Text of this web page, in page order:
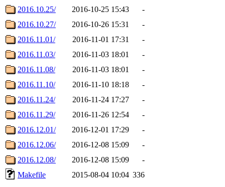
2016.10.25/
2016-10-25 15:43
-
2016.10.27/
2016-10-26 15:31
-
2016.11.01/
2016-11-01 17:31
-
2016.11.03/
2016-11-03 18:01
-
2016.11.08/
2016-11-03 18:01
-
2016.11.10/
2016-11-10 18:18
-
2016.11.24/
2016-11-24 17:27
-
2016.11.29/
2016-11-26 12:54
-
2016.12.01/
2016-12-01 17:29
-
2016.12.06/
2016-12-08 15:09
-
2016.12.08/
2016-12-08 15:09
-
Makefile
2015-08-04 10:04 336